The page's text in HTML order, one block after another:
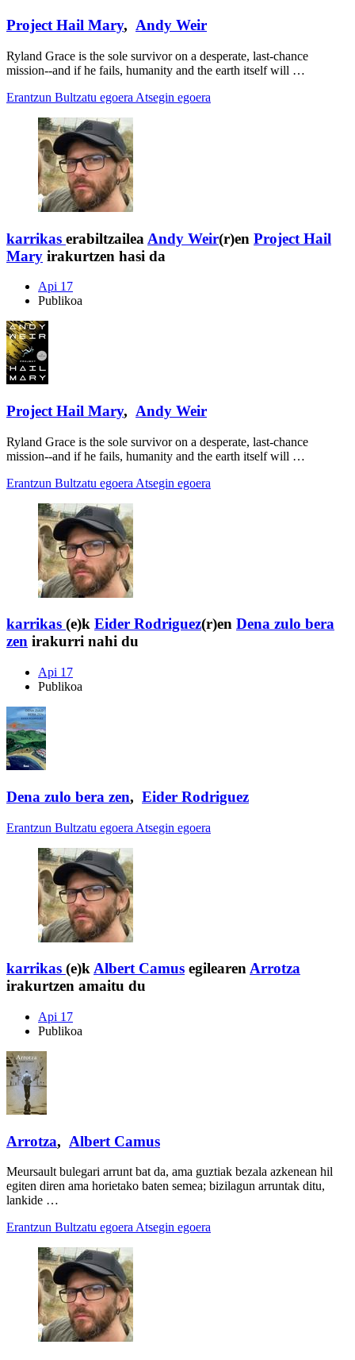
Project Hail Mary, Andy Weir
Ryland Grace is the sole survivor on a desperate, last-chance
mission--and if he fails, humanity and the earth itself will …
Erantzun Bultzatu egoera Atsegin egoera
karrikas erabiltzailea Andy Weir(r)en Project Hail
Mary irakurtzen hasi da
Api 17
Publikoa
Project Hail Mary, Andy Weir
Ryland Grace is the sole survivor on a desperate, last-chance
mission--and if he fails, humanity and the earth itself will …
Erantzun Bultzatu egoera Atsegin egoera
karrikas (e)k Eider Rodriguez(r)en Dena zulo bera
zen irakurri nahi du
Api 17
Publikoa
Dena zulo bera zen, Eider Rodriguez
Erantzun Bultzatu egoera Atsegin egoera
karrikas (e)kAlbert Camus egilearenArrotza
irakurtzen amaitu du
Api 17
Publikoa
Arrotza, Albert Camus
Meursault bulegari arrunt bat da, ama guztiak bezala azkenean hil
egiten diren ama horietako baten semea; bizilagun arruntak ditu,
lankide …
Erantzun Bultzatu egoeraAtsegin egoera